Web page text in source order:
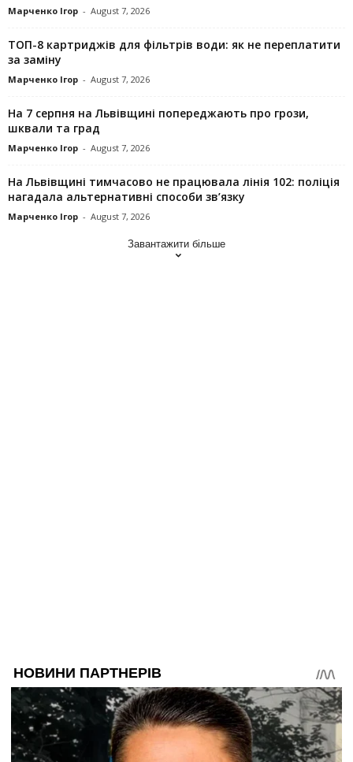
Марченко Ігор - August 7, 2026
ТОП-8 картриджів для фільтрів води: як не переплатити
за заміну
Марченко Ігор - August 7, 2026
На 7 серпня на Львівщині попереджають про грози,
шквали та град
Марченко Ігор - August 7, 2026
На Львівщині тимчасово не працювала лінія 102: поліція
нагадала альтернативні способи зв’язку
Марченко Ігор - August 7, 2026
Завантажити більше